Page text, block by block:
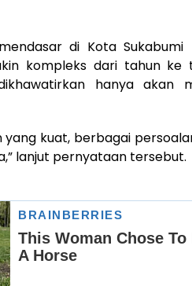
di Kota Sukabumi
kompleks dari tahun ke
hanya akan
yang kuat, berbagai
lanjut pernyataan tersebut.